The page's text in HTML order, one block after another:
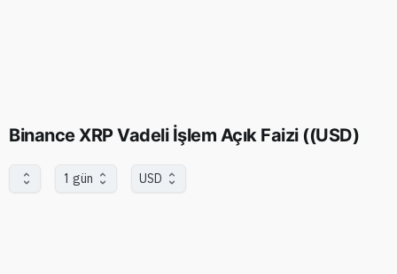
Binance XRP Vadeli İşlem Açık Faizi ((USD)
1 gün USD